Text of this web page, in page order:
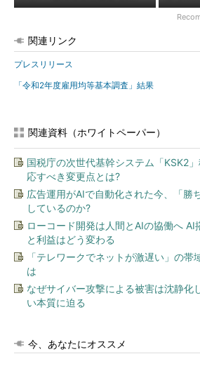
関連リンク
プレスリリース
「令和2年度雇用均等基本調査」結果
関連資料（ホワイトペーパー）
国税庁の次世代基幹システム「KSK2
応すべき変更点とは?
広告運用がAIで自動化された今、「勝
しているのか?
ローコード開発は人間とAIの協働へ AI
と利益はどう変わる
「テレワークでネットが激遅い」の帯
は
なぜサイバー攻撃による被害は沈静化
い本質に迫る
今、あなたにオススメ